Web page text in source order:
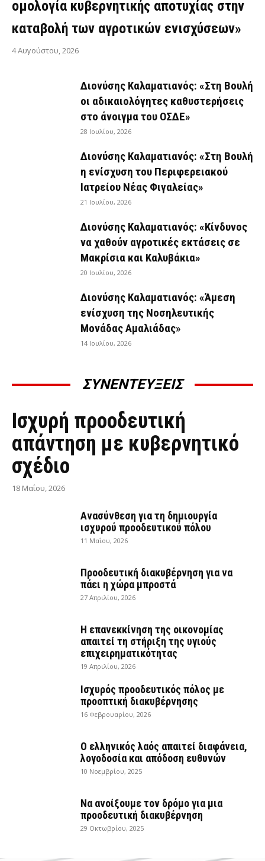
ομολογία κυβερνητικής αποτυχίας στην
καταβολή των αγροτικών ενισχύσεων»
4 Αυγούστου, 2026
Διονύσης Καλαματιανός: «Στη Βουλή
οι αδικαιολόγητες καθυστερήσεις
στο άνοιγμα του ΟΣΔΕ»
28 Ιουλίου, 2026
Διονύσης Καλαματιανός: «Στη Βουλή
η ενίσχυση του Περιφερειακού
Ιατρείου Νέας Φιγαλείας»
21 Ιουλίου, 2026
Διονύσης Καλαματιανός: «Κίνδυνος
να χαθούν αγροτικές εκτάσεις σε
Μακρίσια και Καλυβάκια»
20 Ιουλίου, 2026
Διονύσης Καλαματιανός: «Άμεση
ενίσχυση της Νοσηλευτικής
Μονάδας Αμαλιάδας»
14 Ιουλίου, 2026
ΣΥΝΕΝΤΕΥΞΕΙΣ
ΣΥΝΕΝΤΕΎΞΕΙΣ
Ισχυρή προοδευτική
απάντηση με κυβερνητικό
σχέδιο
18 Μαΐου, 2026
Ανασύνθεση για τη δημιουργία
ισχυρού προοδευτικού πόλου
11 Μαΐου, 2026
Προοδευτική διακυβέρνηση για να
πάει η χώρα μπροστά
27 Απριλίου, 2026
Η επανεκκίνηση της οικονομίας
απαιτεί τη στήριξη της υγιούς
επιχειρηματικότητας
19 Απριλίου, 2026
Ισχυρός προοδευτικός πόλος με
προοπτική διακυβέρνησης
16 Φεβρουαρίου, 2026
Ο ελληνικός λαός απαιτεί διαφάνεια,
λογοδοσία και απόδοση ευθυνών
10 Νοεμβρίου, 2025
Να ανοίξουμε τον δρόμο για μια
προοδευτική διακυβέρνηση
29 Οκτωβρίου, 2025